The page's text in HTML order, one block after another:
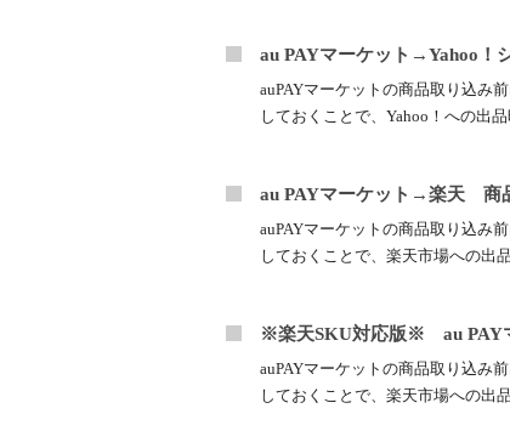
au PAYマーケット→Yahoo！
auPAYマーケットの商品取り込み
しておくことで、Yahoo！への出
au PAYマーケット→楽天 商
auPAYマーケットの商品取り込み
しておくことで、楽天市場への出
※楽天SKU対応版※ au PAY
auPAYマーケットの商品取り込み
しておくことで、楽天市場への出